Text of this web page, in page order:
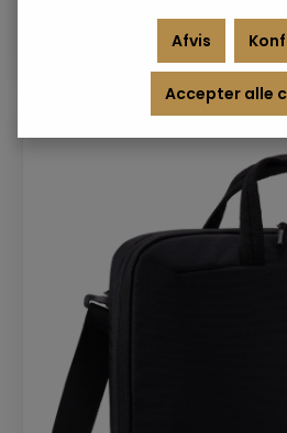
Log ind
Afvis
Accepter alle